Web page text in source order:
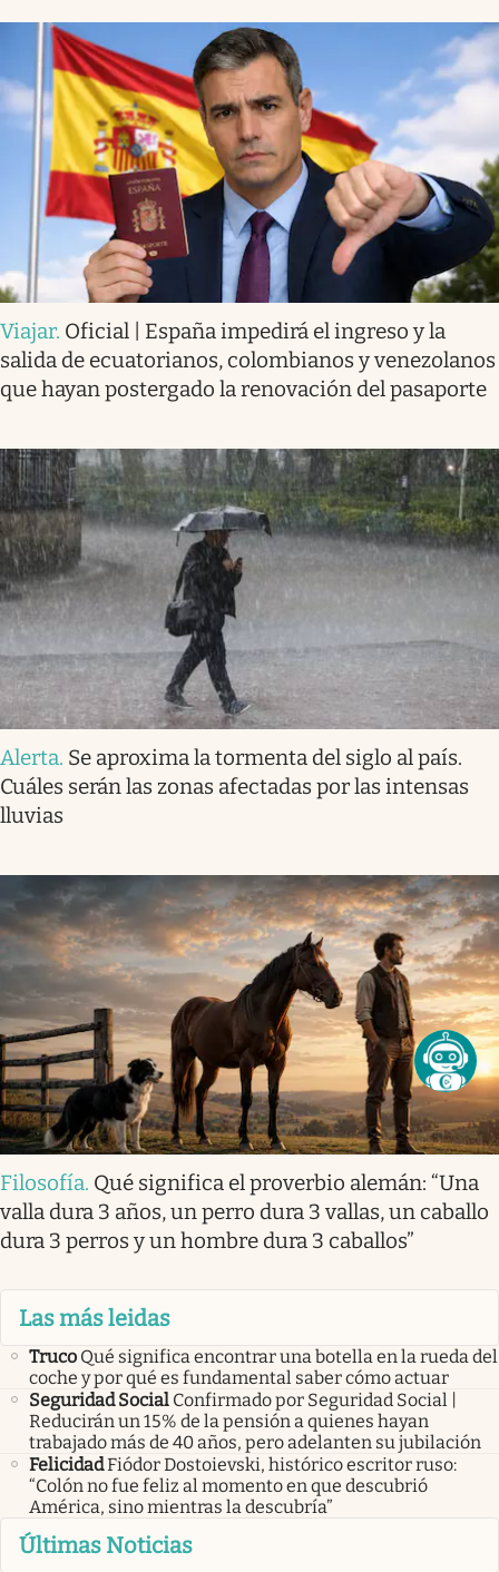
Viajar. Oficial | España impedirá el ingreso y la
salida de ecuatorianos, colombianos y venezolanos
que hayan postergado la renovación del pasaporte
Alerta. Se aproxima la tormenta del siglo al país.
Cuáles serán las zonas afectadas por las intensas
lluvias
Filosofía. Qué significa el proverbio alemán: “Una
valla dura 3 años, un perro dura 3 vallas, un caballo
dura 3 perros y un hombre dura 3 caballos”
Las más leidas
Truco Qué significa encontrar una botella en la rueda del
coche y por qué es fundamental saber cómo actuar
Seguridad Social Confirmado por Seguridad Social |
Reducirán un 15% de la pensión a quienes hayan
trabajado más de 40 años, pero adelanten su jubilación
FelicidadFiódor Dostoievski, histórico escritor ruso:
“Colón no fue feliz al momento en que descubrió
América, sino mientras la descubría”
Últimas Noticias